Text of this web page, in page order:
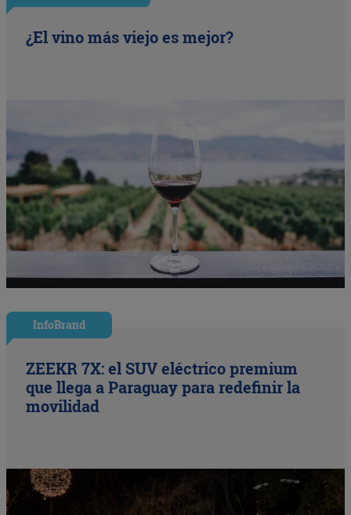
¿El vino más viejo es mejor?
InfoBrand
ZEEKR 7X: el SUV eléctrico premium
que llega a Paraguay para redefinir la
movilidad